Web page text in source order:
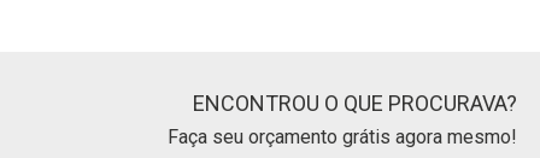
ENCONTROU O QUE PROCURAVA?
Faça seu orçamento grátis agora mesmo!